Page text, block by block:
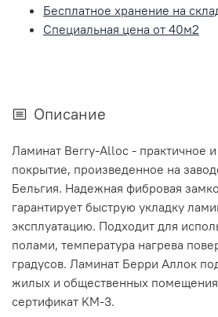
Бесплатное хранение на
Специальная цена от 40м2
Описание
Ламинат Berry-Alloc - практичное
покрытие, произведенное на
Бельгия. Надежная фибровая
гарантирует быструю укладку
эксплуатацию. Подходит для
полами, температура нагрева
градусов. Ламинат Берри Аллок
жилых и общественных
сертификат KM-3.